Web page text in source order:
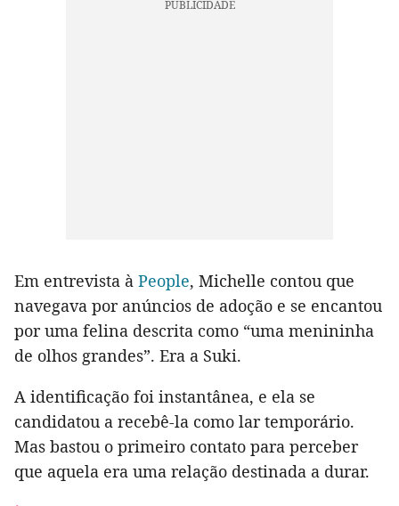
Em entrevista à People, Michelle contou que
navegava por anúncios de adoção e se encantou
por uma felina descrita como “uma menininha
de olhos grandes”. Era a Suki.
A identificação foi instantânea, e ela se
candidatou a recebê-la como lar temporário.
Mas bastou o primeiro contato para perceber
que aquela era uma relação destinada a durar.